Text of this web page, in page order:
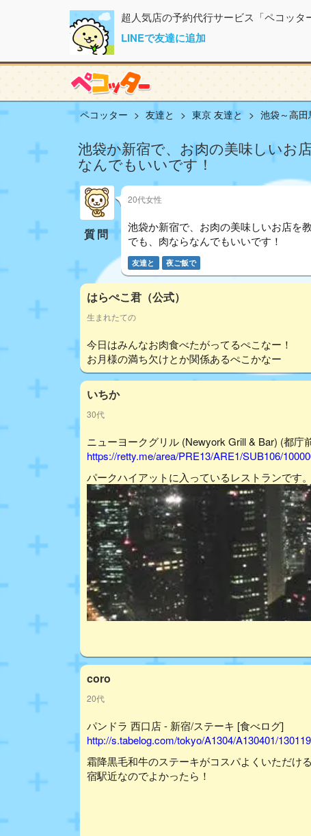
超人気店の予約代行サービス「ペコッタ
LINEで友達に追加
ペコッター 友達と 東京 友達と 池袋～高
池袋か新宿で、お肉の美味しいお
なんでもいいです！
質問
20代女性
池袋か新宿で、お肉の美味しいお店を
でも、肉ならなんでもいいです！
友達と 夜ご飯で
はらぺこ君（公式）
生まれたての
今日はみんなお肉食べたがってるぺこなー！
お月様の満ち欠けとか関係あるぺこかなー
いちか
30代
ニューヨークグリル (Newyork Grill & Bar) (都庁
https://retty.me/area/PRE13/ARE1/SUB106/
パークハイアットに入っているレストランです
coro
20代
パンドラ 西口店 - 新宿/ステーキ [食べログ]
http://s.tabelog.com/tokyo/A1304/A130401/
霜降黒毛和牛のステーキがコスパよくいただけ
宿駅近なのでよかったら！